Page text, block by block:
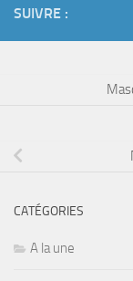
SUIVRE :
CATÉGORIES
A la une